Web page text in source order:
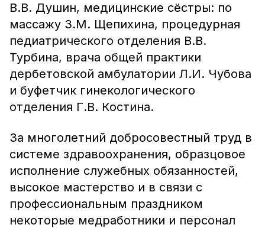
В.В. Душин, медицинские сёстры: по
массажу З.М. Щепихина, процедурная
педиатрического отделения В.В.
Турбина, врача общей практики
дербетовской амбулатории Л.И. Чубова
и буфетчик гинекологического
отделения Г.В. Костина.
За многолетний добросовестный труд в
системе здравоохранения, образцовое
исполнение служебных обязанностей,
высокое мастерство и в связи с
профессиональным праздником
некоторые медработники и персонал